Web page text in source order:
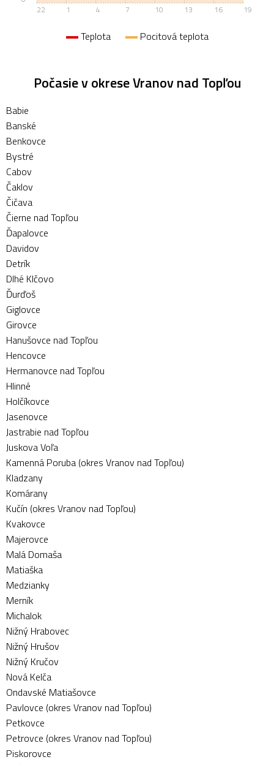
22 1 4 7 10 13 16 19
Teplota Pocitová teplota
Počasie v okrese Vranov nad Topľou
Babie
Banské
Benkovce
Bystré
Cabov
Čaklov
Čičava
Čierne nad Topľou
Ďapalovce
Davidov
Detrík
Dlhé Klčovo
Ďurďoš
Giglovce
Girovce
Hanušovce nad Topľou
Hencovce
Hermanovce nad Topľou
Hlinné
Holčíkovce
Jasenovce
Jastrabie nad Topľou
Juskova Voľa
Kamenná Poruba (okres Vranov nad Topľou)
Kladzany
Komárany
Kučín (okres Vranov nad Topľou)
Kvakovce
Majerovce
Malá Domaša
Matiaška
Medzianky
Merník
Michalok
Nižný Hrabovec
Nižný Hrušov
Nižný Kručov
Nová Kelča
Ondavské Matiašovce
Pavlovce (okres Vranov nad Topľou)
Petkovce
Petrovce (okres Vranov nad Topľou)
Piskorovce